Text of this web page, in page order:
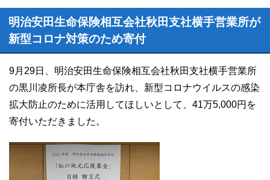
明治安田生命保険相互会社秋田支社横手営業所が
新型コロナ対策のため寄付
9月29日、明治安田生命保険相互会社秋田支社横手営業所
の黒川凌所長が本庁舎を訪れ、新型コロナウイルスの感染
拡大防止のために活用してほしいとして、41万5,000円を
寄付いただきました。